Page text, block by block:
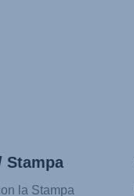
Stampa
la Stampa